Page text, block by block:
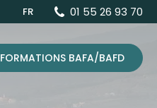
FR 01 55 26 93 70
FORMATIONS BAFA/BAFD